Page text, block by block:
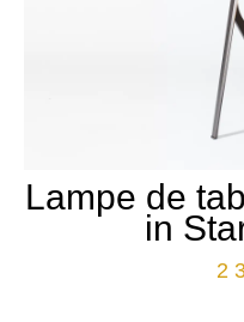
Lampe de
in
2